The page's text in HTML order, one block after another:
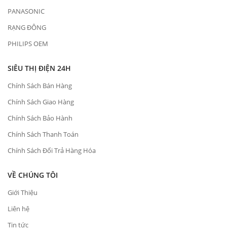
PANASONIC
RẠNG ĐÔNG
PHILIPS OEM
SIÊU THỊ ĐIỆN 24H
Chính Sách Bán Hàng
Chính Sách Giao Hàng
Chính Sách Bảo Hành
Chính Sách Thanh Toán
Chính Sách Đổi Trả Hàng Hóa
VỀ CHÚNG TÔI
Giới Thiệu
Liên hệ
Tin tức